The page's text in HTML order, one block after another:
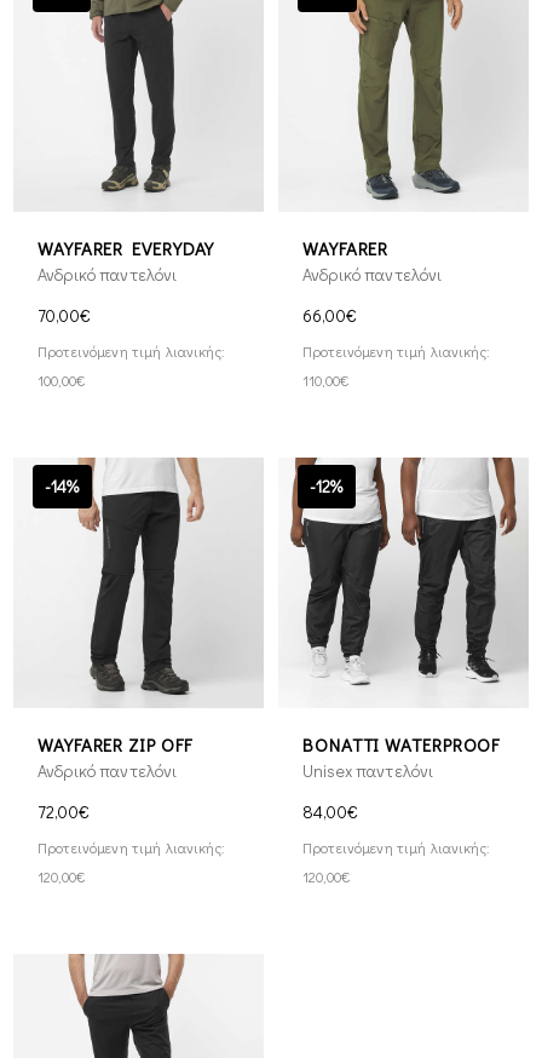
WAYFARER EVERYDAY
Ανδρικό παντελόνι
70,00€
Προτεινόμενη τιμή λιανικής:
100,00€
WAYFARER
Ανδρικό παντελόνι
66,00€
Προτεινόμενη τιμή λιανικής:
110,00€
-14%
WAYFARER ZIP OFF
Ανδρικό παντελόνι
72,00€
Προτεινόμενη τιμή λιανικής:
120,00€
-12%
BONATTI WATERPROOF
Unisex παντελόνι
84,00€
Προτεινόμενη τιμή λιανικής:
120,00€